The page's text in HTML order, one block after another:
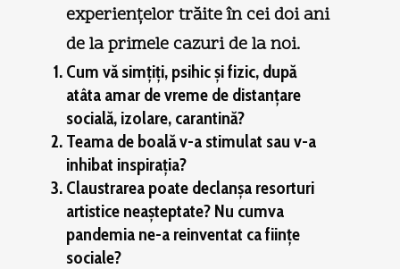
experienţelor trăite în cei doi ani
de la primele cazuri de la noi.
Cum vă simţiţi, psihic şi fizic, după
atâta amar de vreme de distanţare
socială, izolare, carantină?
Teama de boală v-a stimulat sau v-a
inhibat inspiraţia?
Claustrarea poate declanşa resorturi
artistice neaşteptate? Nu cumva
pandemia ne-a reinventat ca fiinţe
sociale?